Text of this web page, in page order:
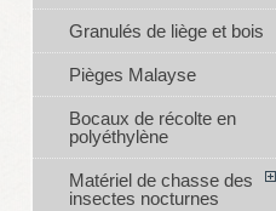
Granulés de liège et bois
Pièges Malayse
Bocaux de récolte en
polyéthylène
Matériel de chasse des
insectes nocturnes